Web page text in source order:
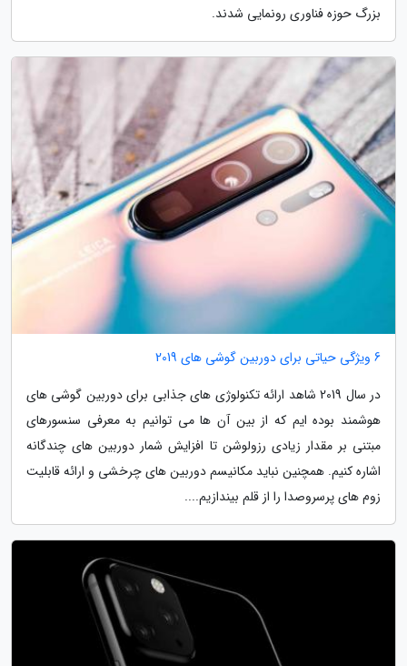
بزرگ حوزه فناوری رونمایی شدند.
6 ویژگی حیاتی برای دوربین گوشی های 2019
در سال 2019 شاهد ارائه تکنولوژی های جذابی برای دوربین گوشی های
هوشمند بوده ایم که از بین آن ها می توانیم به معرفی سنسورهای
مبتنی بر مقدار زیادی رزولوشن تا افزایش شمار دوربین های چندگانه
اشاره کنیم. همچنین نباید مکانیسم دوربین های چرخشی و ارائه قابلیت
زوم های پرسروصدا را از قلم بیندازیم....